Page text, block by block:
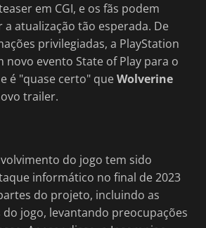
em CGI, e os fãs podem
atualização tão esperada. De
privilegiadas, a PlayStation
novo evento State of Play para o
é "quase certo" queWolverine
trailer.
do jogo tem sido
informático no final de 2023
do projeto, incluindo as
jogo, levantando preocupações